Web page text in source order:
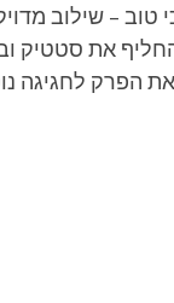
– שילוב
את סטטיק
את הפרק